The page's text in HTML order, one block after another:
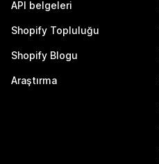
API belgeleri
Shopify Topluluğu
Shopify Blogu
Araştırma